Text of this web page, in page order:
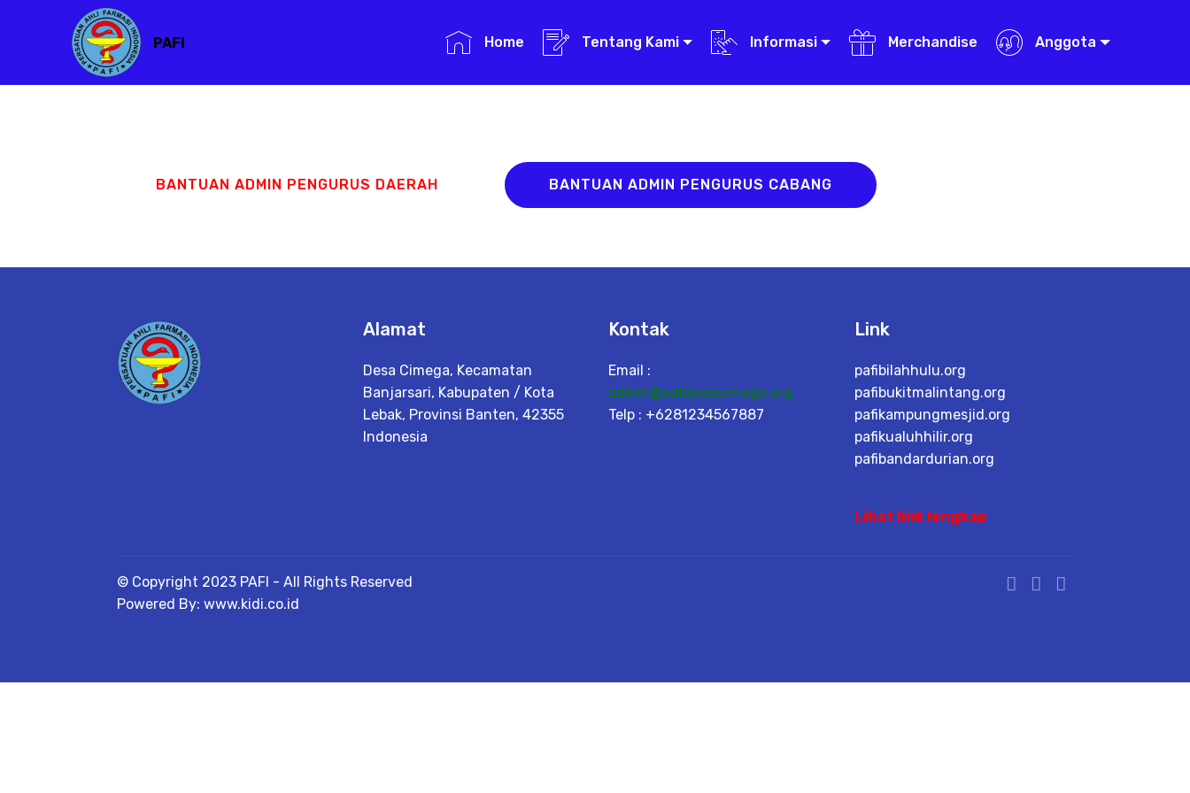
PAFI Home Tentang Kami Informasi Merchandise Anggota
BANTUAN ADMIN PENGURUS DAERAH BANTUAN ADMIN PENGURUS CABANG
Alamat
Desa Cimega, Kecamatan
Banjarsari, Kabupaten / Kota
Lebak, Provinsi Banten, 42355
Indonesia
Kontak
Email :
admin@pafidesacimega.org
Telp : +6281234567887
Link
pafibilahhulu.org
pafibukitmalintang.org
pafikampungmesjid.org
pafikualuhhilir.org
pafibandardurian.org
Lihat link lengkap
© Copyright 2023 PAFI - All Rights Reserved
Powered By: www.kidi.co.id